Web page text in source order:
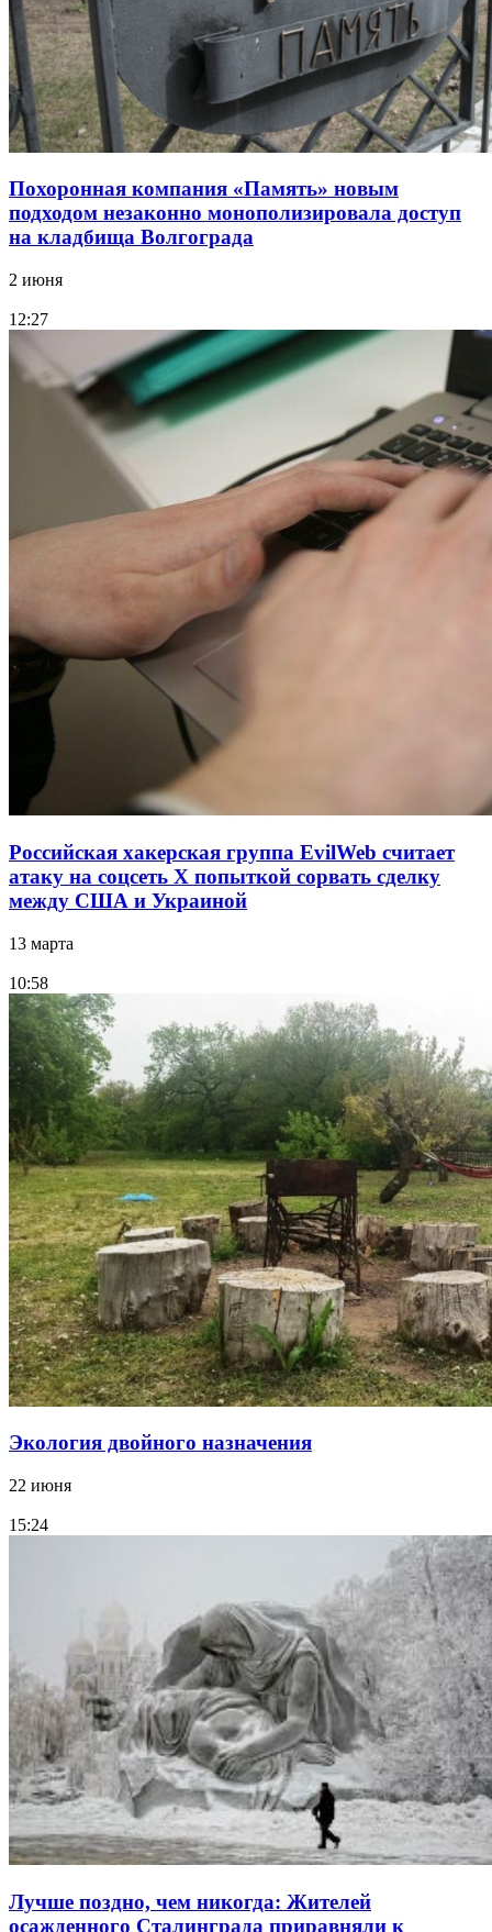
Похоронная компания «Память» новым
подходом незаконно монополизировала доступ
на кладбища Волгограда
2 июня
12:27
Российская хакерская группа EvilWeb считает
атаку на соцсеть Х попыткой сорвать сделку
между США и Украиной
13 марта
10:58
Экология двойного назначения
22 июня
15:24
Лучше поздно, чем никогда: Жителей
осажденного Сталинграда приравняли к